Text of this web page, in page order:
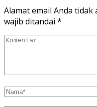
Alamat email Anda
wajib ditandai *